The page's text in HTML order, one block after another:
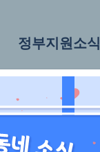
정부지원소식